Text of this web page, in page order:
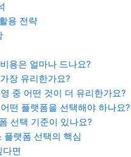
용 전략
용은 얼마나 드나요?
장 유리한가요?
중 어떤 것이 더 유리한가요?
떤 플랫폼을 선택해야 하나요?
선택 기준이 있나요?
랫폼 선택의 핵심
다면